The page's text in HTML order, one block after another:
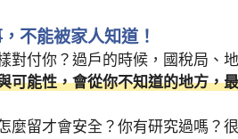
不能被家人知道！
對付你？過戶的時候，國稅局、
可能性，會從你不知道的地方，
麼留才會安全？你有研究過嗎？